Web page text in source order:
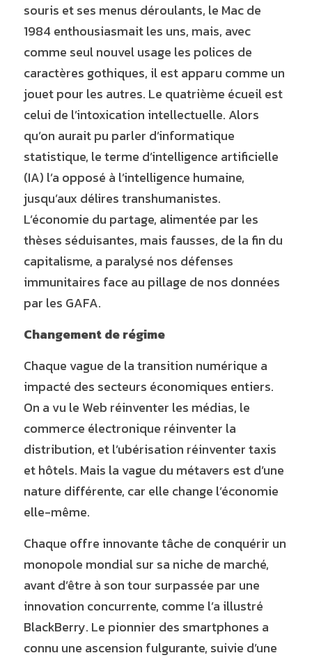
souris et ses menus déroulants, le Mac de
1984 enthousiasmait les uns, mais, avec
comme seul nouvel usage les polices de
caractères gothiques, il est apparu comme un
jouet pour les autres. Le quatrième écueil est
celui de l’intoxication intellectuelle. Alors
qu’on aurait pu parler d’informatique
statistique, le terme d’intelligence artificielle
(IA) l’a opposé à l’intelligence humaine,
jusqu’aux délires transhumanistes.
L’économie du partage, alimentée par les
thèses séduisantes, mais fausses, de la fin du
capitalisme, a paralysé nos défenses
immunitaires face au pillage de nos données
par les GAFA.
Changement de régime
Chaque vague de la transition numérique a
impacté des secteurs économiques entiers.
On a vu le Web réinventer les médias, le
commerce électronique réinventer la
distribution, et l’ubérisation réinventer taxis
et hôtels. Mais la vague du métavers est d’une
nature différente, car elle change l’économie
elle-même.
Chaque offre innovante tâche de conquérir un
monopole mondial sur sa niche de marché,
avant d’être à son tour surpassée par une
innovation concurrente, comme l’a illustré
BlackBerry. Le pionnier des smartphones a
connu une ascension fulgurante, suivie d’une